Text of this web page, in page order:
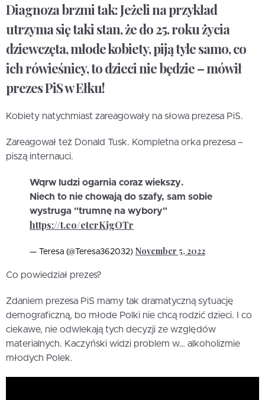
Diagnoza brzmi tak: Jeżeli na przykład
utrzyma się taki stan, że do 25. roku życia
dziewczęta, młode kobiety, piją tyle samo, co
ich rówieśnicy, to dzieci nie będzie – mówił
prezes PiS w Ełku!
Kobiety natychmiast zareagowały na słowa prezesa PiS.
Zareagował też Donald Tusk. Kompletna orka prezesa –
piszą internauci.
Wqrw ludzi ogarnia coraz wiekszy.
Niech to nie chowają do szafy, sam sobie
wystruga "trumnę na wybory"
https://t.co/etcrKigOTr
— Teresa (@Teresa362032) November 5, 2022
Co powiedział prezes?
Zdaniem prezesa PiS mamy tak dramatyczną sytuację
demograficzną, bo młode Polki nie chcą rodzić dzieci. I co
ciekawe, nie odwlekają tych decyzji ze względów
materialnych. Kaczyński widzi problem w… alkoholizmie
młodych Polek.